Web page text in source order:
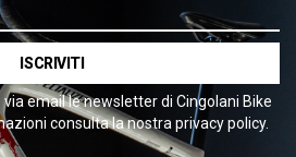
ISCRIVITI
email le newsletter di Cingolani Bike
consulta la nostra privacy policy.